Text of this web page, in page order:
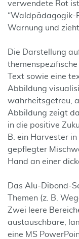
verwendete Rot
“Waldpädagogik-
Warnung und
Die Darstellung
Text sowie eine
Abbildung
wahrheitsgetreu,
Abbildung zeigt
in die positive
B. ein Harvester
gepflegter
Hand an einer
Das Alu-Dibond-
Themen (z. B.
Zwei leere
austauschbare,
eine MS